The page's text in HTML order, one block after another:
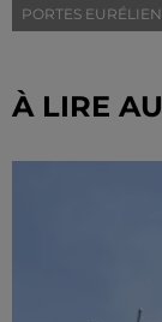
PORTES
À LIRE